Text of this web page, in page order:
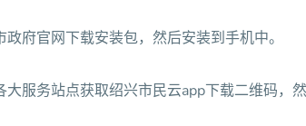
政府官网下载安装包，然后安装到手机中。
大服务站点获取绍兴市民云app下载二维码，